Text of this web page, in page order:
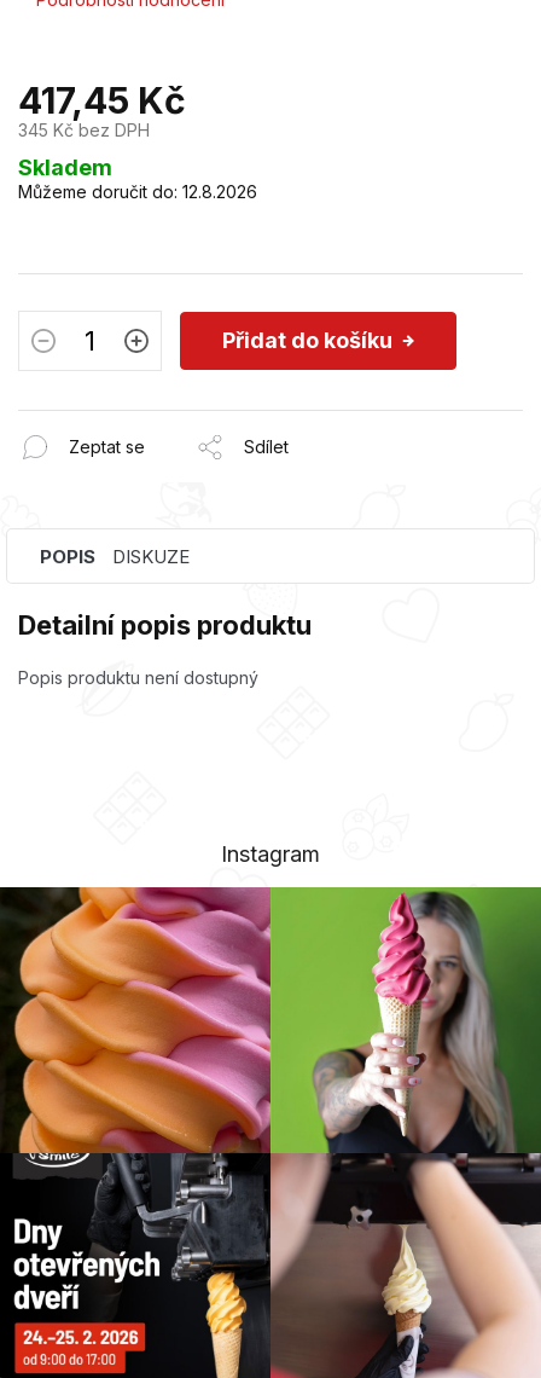
0,0
z
5
hvězdiček.
417,45 Kč
345 Kč bez DPH
Měrná
cena:
Skladem
Můžeme doručit do: 12.8.2026
Přidat do košíku
Zeptat se Sdílet
POPIS DISKUZE
Detailní popis produktu
Popis produktu není dostupný
Instagram